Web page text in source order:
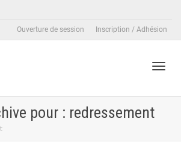
Ouverture de session Inscription / Adhésion
pour : redressement